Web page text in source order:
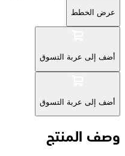
عرض الخطط
أضف إلى عربة التسوق
أضف إلى عربة التسوق
وصف المنتج